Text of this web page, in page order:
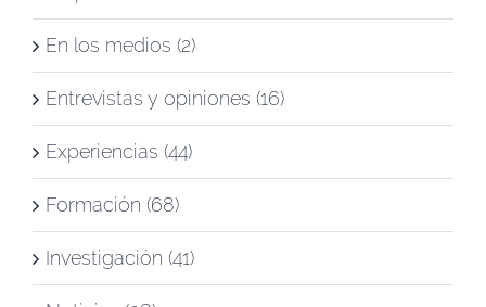
En los medios (2)
Entrevistas y opiniones (16)
Experiencias (44)
Formación (68)
Investigación (41)